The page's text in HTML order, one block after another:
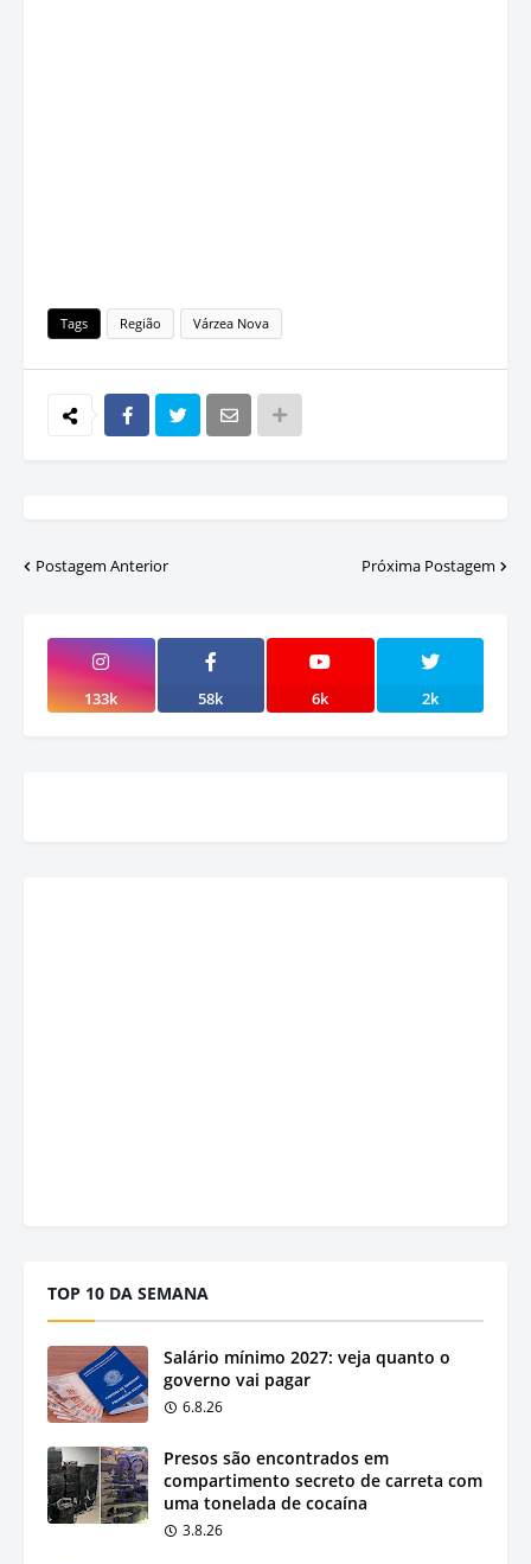
Tags Região Várzea Nova
Postagem Anterior Próxima Postagem
133k 58k 6k 2k
TOP 10 DA SEMANA
Salário mínimo 2027: veja quanto o
governo vai pagar
6.8.26
Presos são encontrados em
compartimento secreto de carreta com
uma tonelada de cocaína
3.8.26